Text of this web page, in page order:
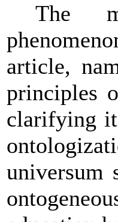
The
article,
principles
clarifying
universum